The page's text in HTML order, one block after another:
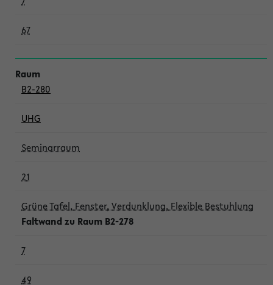
67
B2-280
UHG
Seminarraum
21
Grüne Tafel, Fenster, Verdunklung, Flexible Bestuhlung
Faltwand zu Raum B2-278
7
49